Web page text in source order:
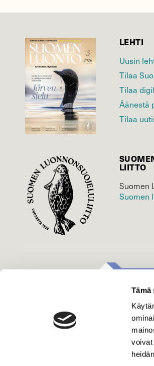
Tämä
voivat
LEHTI
Uusin
Tilaa
Tilaa
Äänestä
Tilaa
LIITTO
Suomen
Suomen